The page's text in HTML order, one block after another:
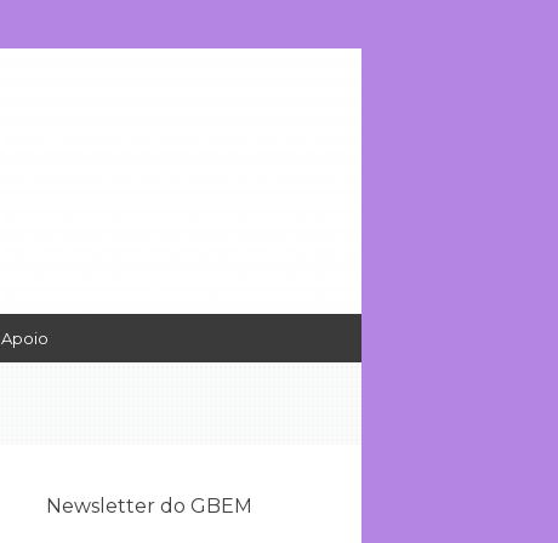
Apoio
Newsletter do GBEM